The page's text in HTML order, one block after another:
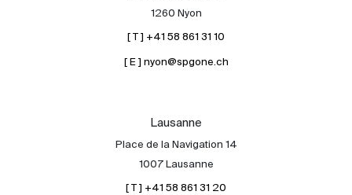
1260 Nyon
[ T ] +41 58 861 31 10
[ E ] nyon@spgone.ch
Lausanne
Place de la Navigation 14
1007 Lausanne
[ T ] +41 58 861 31 20